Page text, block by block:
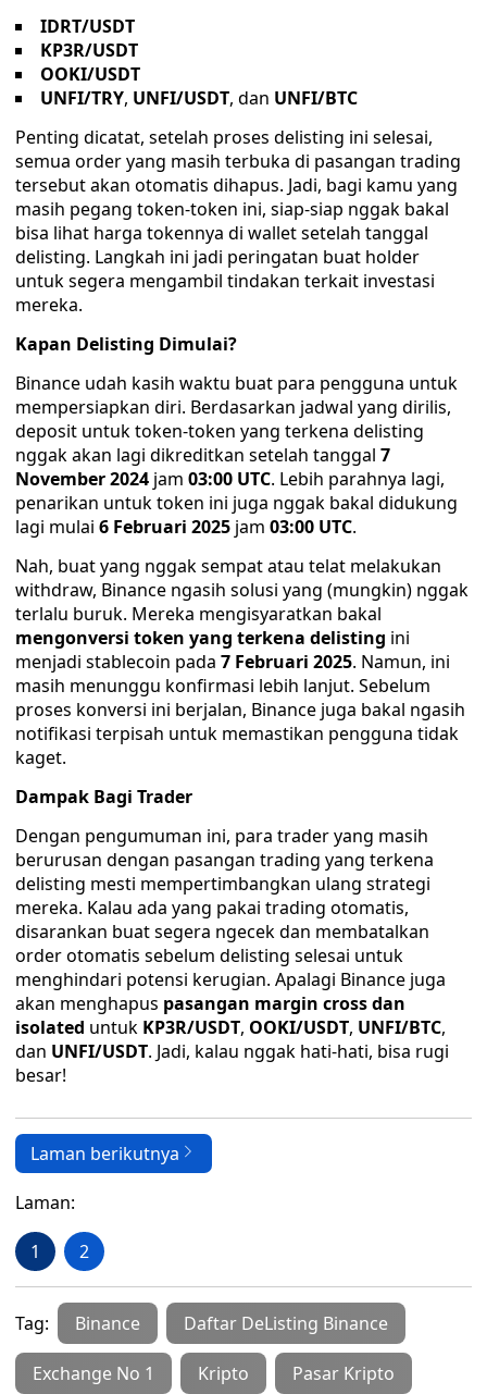
IDRT/USDT
KP3R/USDT
OOKI/USDT
UNFI/TRY, UNFI/USDT, dan UNFI/BTC
Penting dicatat, setelah proses delisting ini selesai,
semua order yang masih terbuka di pasangan trading
tersebut akan otomatis dihapus. Jadi, bagi kamu yang
masih pegang token-token ini, siap-siap nggak bakal
bisa lihat harga tokennya di wallet setelah tanggal
delisting. Langkah ini jadi peringatan buat holder
untuk segera mengambil tindakan terkait investasi
mereka.
Kapan Delisting Dimulai?
Binance udah kasih waktu buat para pengguna untuk
mempersiapkan diri. Berdasarkan jadwal yang dirilis,
deposit untuk token-token yang terkena delisting
nggak akan lagi dikreditkan setelah tanggal 7
November 2024 jam 03:00 UTC. Lebih parahnya lagi,
penarikan untuk token ini juga nggak bakal didukung
lagi mulai 6 Februari 2025 jam 03:00 UTC.
Nah, buat yang nggak sempat atau telat melakukan
withdraw, Binance ngasih solusi yang (mungkin) nggak
terlalu buruk. Mereka mengisyaratkan bakal
mengonversi token yang terkena delisting ini
menjadi stablecoin pada 7 Februari 2025. Namun, ini
masih menunggu konfirmasi lebih lanjut. Sebelum
proses konversi ini berjalan, Binance juga bakal ngasih
notifikasi terpisah untuk memastikan pengguna tidak
kaget.
Dampak Bagi Trader
Dengan pengumuman ini, para trader yang masih
berurusan dengan pasangan trading yang terkena
delisting mesti mempertimbangkan ulang strategi
mereka. Kalau ada yang pakai trading otomatis,
disarankan buat segera ngecek dan membatalkan
order otomatis sebelum delisting selesai untuk
menghindari potensi kerugian. Apalagi Binance juga
akan menghapus pasangan margin cross dan
isolated untuk KP3R/USDT, OOKI/USDT, UNFI/BTC,
dan UNFI/USDT. Jadi, kalau nggak hati-hati, bisa rugi
besar!
Laman berikutnya
Laman:
1 2
Tag: Binance Daftar DeListing Binance
Exchange No 1 Kripto Pasar Kripto